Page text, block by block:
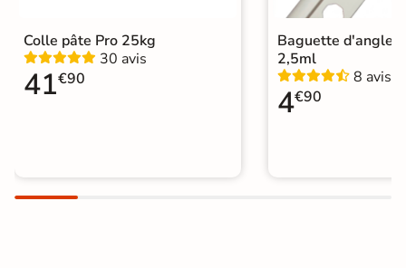
|
Colle pâte Pro 25kg
30 avis
41€90
Baguette d'angle
2,5ml
8 avis
4€90